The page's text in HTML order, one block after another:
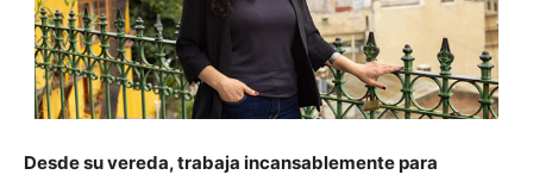
Desde su vereda, trabaja incansablemente para